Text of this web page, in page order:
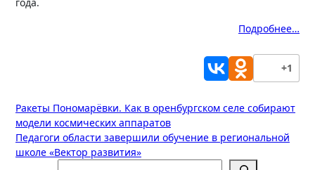
Подробнее…
+1
Навигация
по
записям
Ракеты Пономарёвки. Как в оренбургском селе собирают
модели космических аппаратов
Педагоги области завершили обучение в региональной
школе «Вектор развития»